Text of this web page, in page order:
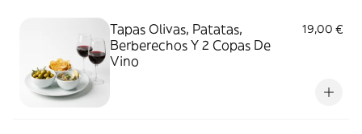
Tapas Olivas, Patatas,
Berberechos Y 2 Copas De
Vino
19,00 €